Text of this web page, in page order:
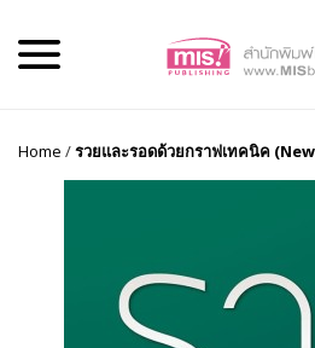
Home /รวยและรอดด้วยกราฟเทคนิค